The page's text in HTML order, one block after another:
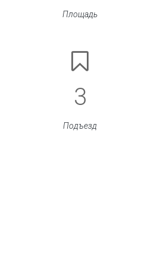
Площадь
3
Подъезд